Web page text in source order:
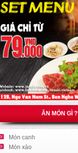
ĂN MÓN GÌ ?
Món canh
Món xào